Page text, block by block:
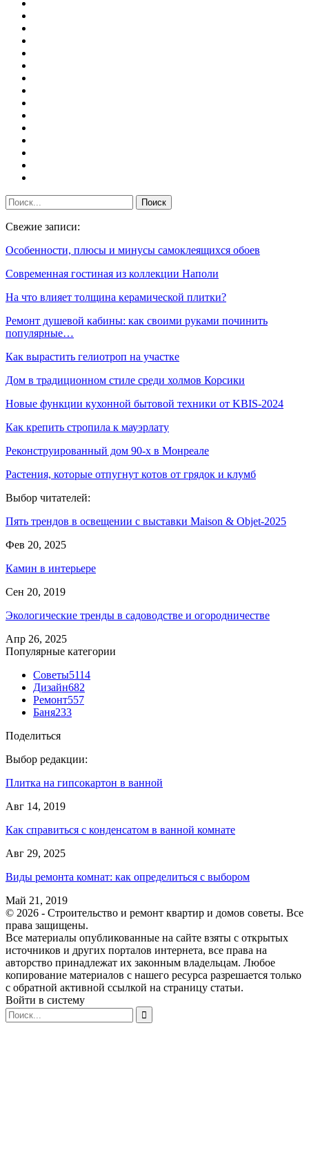
Свежие записи:
Особенности, плюсы и минусы самоклеящихся обоев
Современная гостиная из коллекции Наполи
На что влияет толщина керамической плитки?
Ремонт душевой кабины: как своими руками починить
популярные…
Как вырастить гелиотроп на участке
Дом в традиционном стиле среди холмов Корсики
Новые функции кухонной бытовой техники от KBIS-2024
Как крепить стропила к мауэрлату
Реконструированный дом 90-х в Монреале
Растения, которые отпугнут котов от грядок и клумб
Выбор читателей:
Пять трендов в освещении с выставки Maison & Objet-2025
Фев 20, 2025
Камин в интерьере
Сен 20, 2019
Экологические тренды в садоводстве и огородничестве
Апр 26, 2025
Популярные категории
Советы5114
Дизайн682
Ремонт557
Баня233
Поделиться
Выбор редакции:
Плитка на гипсокартон в ванной
Авг 14, 2019
Как справиться с конденсатом в ванной комнате
Авг 29, 2025
Виды ремонта комнат: как определиться с выбором
Май 21, 2019
© 2026 - Строительство и ремонт квартир и домов советы. Все
права защищены.
Все материалы опубликованные на сайте взяты с открытых
источников и других порталов интернета, все права на
авторство принадлежат их законным владельцам. Любое
копирование материалов с нашего ресурса разрешается только
с обратной активной ссылкой на страницу статьи.
Войти в систему